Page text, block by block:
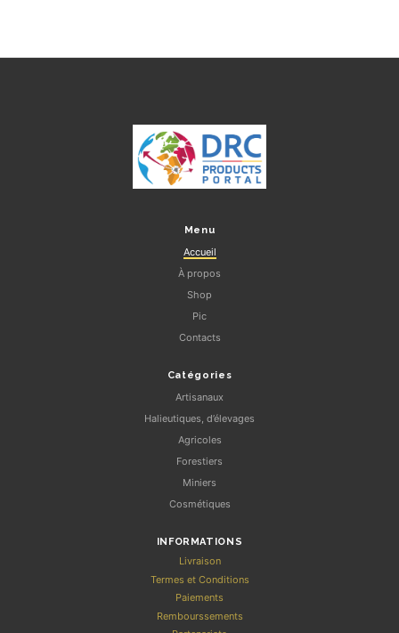
Menu
Accueil
À propos
Shop
Pic
Contacts
Catégories
Artisanaux
Halieutiques, d’élevages
Agricoles
Forestiers
Miniers
Cosmétiques
INFORMATIONS
Livraison
Termes et Conditions
Paiements
Rembourssements